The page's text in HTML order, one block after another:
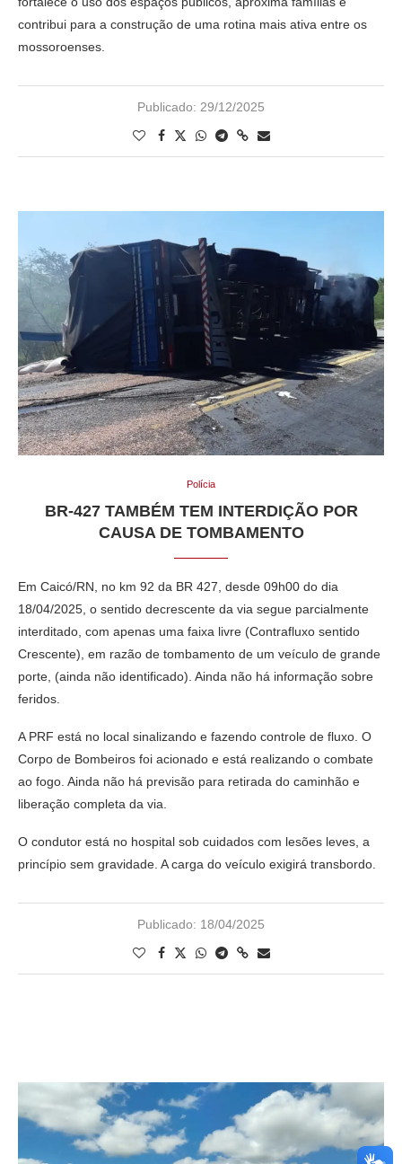
contribui para a construção de uma rotina mais ativa entre os
mossoroenses.
Publicado: 29/12/2025
Polícia
BR-427 TAMBÉM TEM INTERDIÇÃO POR
CAUSA DE TOMBAMENTO
Em Caicó/RN, no km 92 da BR 427, desde 09h00 do dia
18/04/2025, o sentido decrescente da via segue parcialmente
interditado, com apenas uma faixa livre (Contrafluxo sentido
Crescente), em razão de tombamento de um veículo de grande
porte, (ainda não identificado). Ainda não há informação sobre
feridos.
A PRF está no local sinalizando e fazendo controle de fluxo. O
Corpo de Bombeiros foi acionado e está realizando o combate
ao fogo. Ainda não há previsão para retirada do caminhão e
liberação completa da via.
O condutor está no hospital sob cuidados com lesões leves, a
princípio sem gravidade. A carga do veículo exigirá transbordo.
Publicado: 18/04/2025